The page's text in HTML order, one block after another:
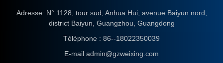
Adresse: N° 1128, tour sud, Anhua Hui, avenue Baiyun nord,
district Baiyun, Guangzhou, Guangdong
Téléphone : 86--18022350039
E-mail admin@gzweixing.com